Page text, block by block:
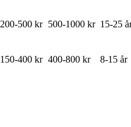
200-500 kr 500-1000 kr 15-25
150-400 kr 400-800 kr 8-15 år